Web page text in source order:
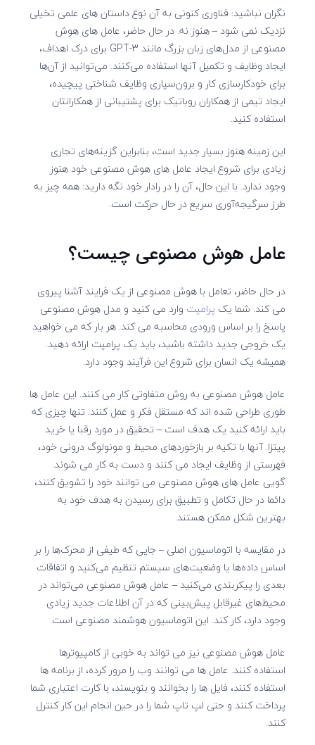
نگران نباشید: فناوری کنونی به آن نوع داستان های علمی تخیلی
نزدیک نمی شود – هنوز نه. در حال حاضر، عامل های هوش
مصنوعی از مدل‌های زبان بزرگ مانند GPT-3 برای درک اهداف،
ایجاد وظایف و تکمیل آنها استفاده می‌کنند. می‌توانید از آن‌ها
برای خودکارسازی کار و برون‌سپاری وظایف شناختی پیچیده،
ایجاد تیمی از همکاران روباتیک برای پشتیبانی از همکارانتان
استفاده کنید.
این زمینه هنوز بسیار جدید است، بنابراین گزینه‌های تجاری
زیادی برای شروع ایجاد عامل های هوش مصنوعی خود هنوز
وجود ندارد. با این حال، آن را در رادار خود نگه دارید: همه چیز به
طرز سرگیجه‌آوری سریع در حال حرکت است.
عامل هوش مصنوعی چیست؟
در حال حاضر، تعامل با هوش مصنوعی از یک فرایند آشنا پیروی
می کند. شما یک پرامپت وارد می کنید و مدل هوش مصنوعی
پاسخ را بر اساس ورودی محاسبه می کند. هر بار که می خواهید
یک خروجی جدید داشته باشید، باید یک پرامپت ارائه دهید.
همیشه یک انسان برای شروع این فرآیند وجود دارد.
عامل هوش مصنوعی به روش متفاوتی کار می کنند. این عامل ها
طوری طراحی شده اند که مستقل فکر و عمل کنند. تنها چیزی که
باید ارائه کنید یک هدف است – تحقیق در مورد رقبا یا خرید
پیتزا. آنها با تکیه بر بازخوردهای محیط و مونولوگ درونی خود،
فهرستی از وظایف ایجاد می کنند و دست به کار می شوند.
گویی عامل های هوش مصنوعی می توانند خود را تشویق کنند،
دائما در حال تکامل و تطبیق برای رسیدن به هدف خود به
بهترین شکل ممکن هستند.
در مقایسه با اتوماسیون اصلی – جایی که طیفی از محرک‌ها را بر
اساس داده‌ها یا وضعیت‌های سیستم تنظیم می‌کنید و اتفاقات
بعدی را پیکربندی می‌کنید – عامل هوش مصنوعی می‌تواند در
محیط‌های غیرقابل پیش‌بینی که در آن اطلاعات جدید زیادی
وجود دارد، کار کند. این اتوماسیون هوشمند مصنوعی است.
عامل هوش مصنوعی نیز می تواند به خوبی از کامپیوترها
استفاده کنند. عامل ها می توانند وب را مرور کرده، از برنامه ها
استفاده کنند، فایل ها را بخوانند و بنویسند، با کارت اعتباری شما
پرداخت کنند و حتی لپ تاپ شما را در حین انجام این کار کنترل
کنند.